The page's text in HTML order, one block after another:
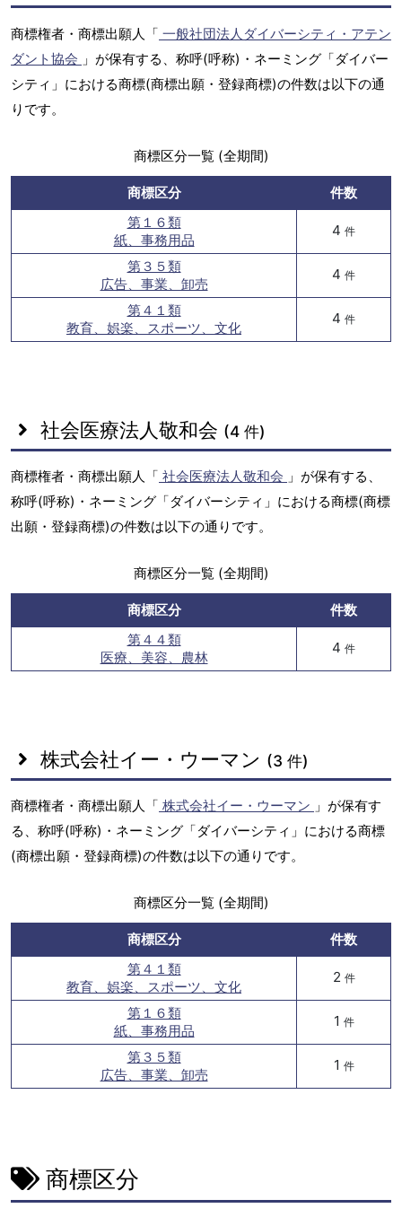
商標権者・商標出願人「 一般社団法人ダイバーシティ・アテン
ダント協会 」が保有する、称呼(呼称)・ネーミング「ダイバー
シティ」における商標(商標出願・登録商標)の件数は以下の通
りです。
商標区分一覧 (全期間)
商標区分
件数
第１６類
紙、事務用品
4 件
第３５類
広告、事業、卸売
4 件
第４１類
教育、娯楽、スポーツ、文化
4 件
社会医療法人敬和会 (4 件)
商標権者・商標出願人「 社会医療法人敬和会 」が保有する、
称呼(呼称)・ネーミング「ダイバーシティ」における商標(商標
出願・登録商標)の件数は以下の通りです。
商標区分一覧 (全期間)
商標区分
件数
第４４類
医療、美容、農林
4 件
株式会社イー・ウーマン (3 件)
商標権者・商標出願人「 株式会社イー・ウーマン 」が保有す
る、称呼(呼称)・ネーミング「ダイバーシティ」における商標
(商標出願・登録商標)の件数は以下の通りです。
商標区分一覧 (全期間)
商標区分
件数
第４１類
教育、娯楽、スポーツ、文化
2 件
第１６類
紙、事務用品
1 件
第３５類
広告、事業、卸売
1 件
商標区分